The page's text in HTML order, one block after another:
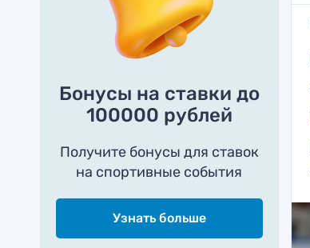
Бонусы на ставки до
100000 рублей
Получите бонусы для ставок
на спортивные события
Узнать больше